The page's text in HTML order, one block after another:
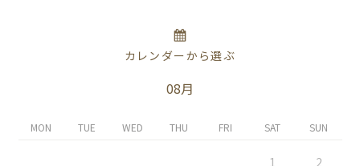
カレンダーから選ぶ
08月
MON TUE WED THU FRI SAT SUN
1 2